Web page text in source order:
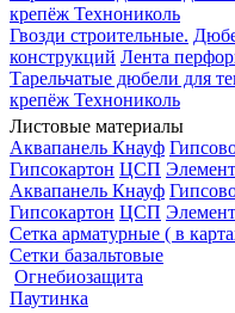
крепёж Технониколь
Гвозди строительные.
конструкций Лента
Тарельчатые дюбели для
крепёж Технониколь
Листовые материалы
Аквапанель Кнауф
Гипсокартон ЦСП
Аквапанель Кнауф
Гипсокартон ЦСП
Сетка арматурные ( в
Сетки базальтовые
Огнебиозащита
Паутинка